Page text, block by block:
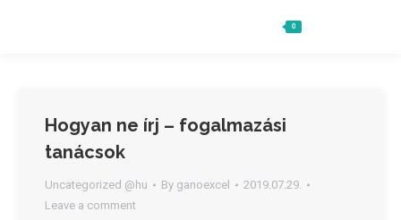
0
Hogyan ne írj – fogalmazási
tanácsok
Uncategorized @hu By ganoexcel
2019.07.29.
Leave a comment